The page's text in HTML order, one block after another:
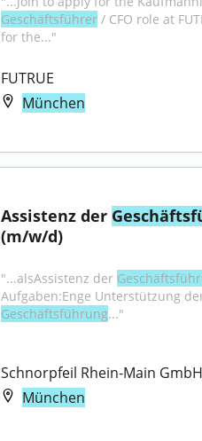
Geschäftsführer / CFO role at
for the..."
FUTRUE
München
Assistenz der
(m/w/d)
"...alsAssistenz der
Geschäftsführung..."
Schnorpfeil Rhein-Main GmbH
München